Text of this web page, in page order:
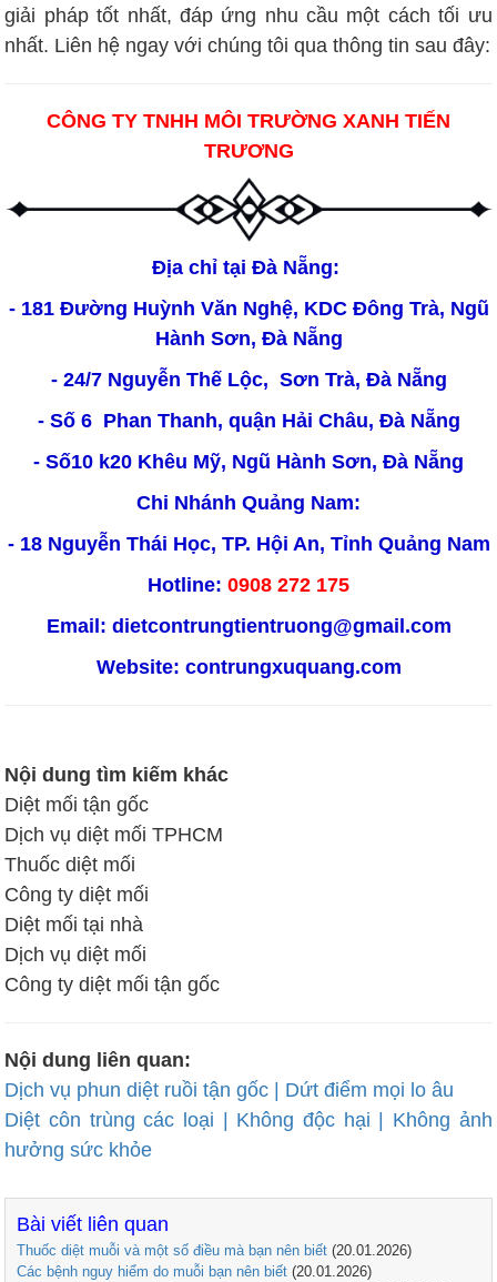
giải pháp tốt nhất, đáp ứng nhu cầu một cách tối ưu
nhất. Liên hệ ngay với chúng tôi qua thông tin sau đây:
CÔNG TY TNHH MÔI TRƯỜNG XANH TIẾN
TRƯƠNG
Địa chỉ tại Đà Nẵng:
- 181 Đường Huỳnh Văn Nghệ, KDC Đông Trà, Ngũ
Hành Sơn, Đà Nẵng
- 24/7 Nguyễn Thế Lộc, Sơn Trà, Đà Nẵng
- Số 6 Phan Thanh, quận Hải Châu, Đà Nẵng
- Số10 k20 Khêu Mỹ, Ngũ Hành Sơn, Đà Nẵng
Chi Nhánh Quảng Nam:
- 18 Nguyễn Thái Học, TP. Hội An, Tỉnh Quảng Nam
Hotline: 0908 272 175
Email: dietcontrungtientruong@gmail.com
Website: contrungxuquang.com
Nội dung tìm kiếm khác
Diệt mối tận gốc
Dịch vụ diệt mối TPHCM
Thuốc diệt mối
Công ty diệt mối
Diệt mối tại nhà
Dịch vụ diệt mối
Công ty diệt mối tận gốc
Nội dung liên quan:
Dịch vụ phun diệt ruồi tận gốc | Dứt điểm mọi lo âu
Diệt côn trùng các loại | Không độc hại | Không ảnh
hưởng sức khỏe
Bài viết liên quan
Thuốc diệt muỗi và một số điều mà bạn nên biết (20.01.2026)
Các bệnh nguy hiểm do muỗi bạn nên biết (20.01.2026)